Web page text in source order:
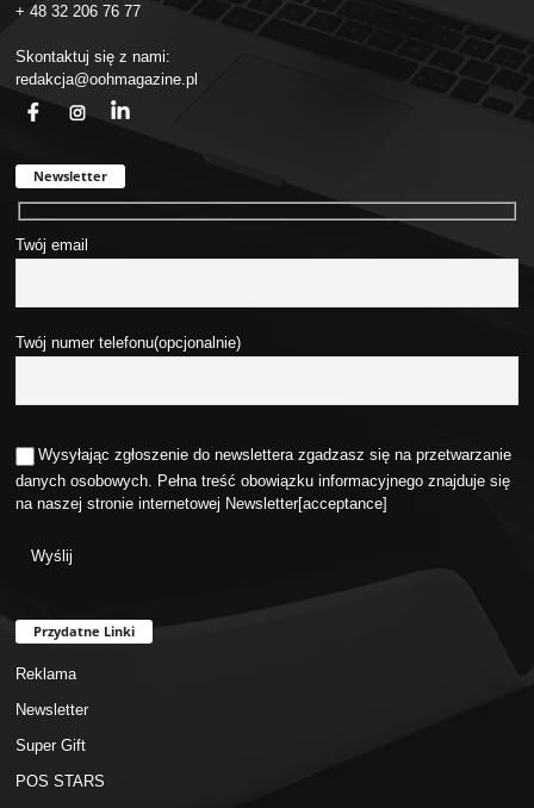
+ 48 32 206 76 77
Skontaktuj się z nami:
redakcja@oohmagazine.pl
Newsletter
Twój email
Twój numer telefonu(opcjonalnie)
Wysyłając zgłoszenie do newslettera zgadzasz się na przetwarzanie
danych osobowych. Pełna treść obowiązku informacyjnego znajduje się
na naszej stronie internetowej Newsletter[acceptance]
Przydatne Linki
Reklama
Newsletter
Super Gift
POS STARS